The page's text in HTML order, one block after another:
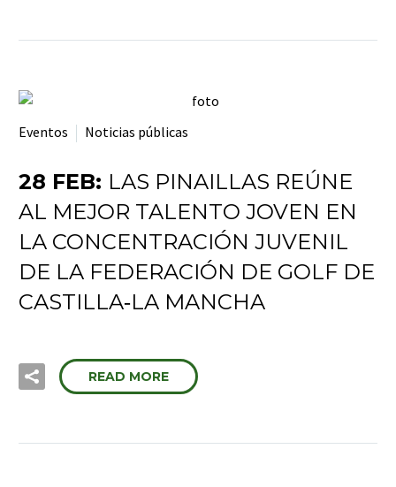
Eventos Noticias públicas
28 FEB: LAS PINAILLAS REÚNE
AL MEJOR TALENTO JOVEN EN
LA CONCENTRACIÓN JUVENIL
DE LA FEDERACIÓN DE GOLF DE
CASTILLA‑LA MANCHA
READ MORE